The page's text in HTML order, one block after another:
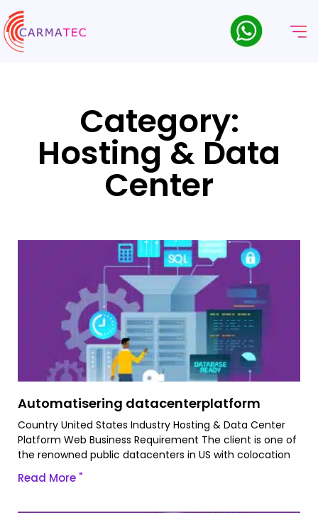
Category:
Hosting & Data
Center
Automatisering datacenterplatform
Country United States Industry Hosting & Data Center
Platform Web Business Requirement The client is one of
the renowned public datacenters in US with colocation
Read More "